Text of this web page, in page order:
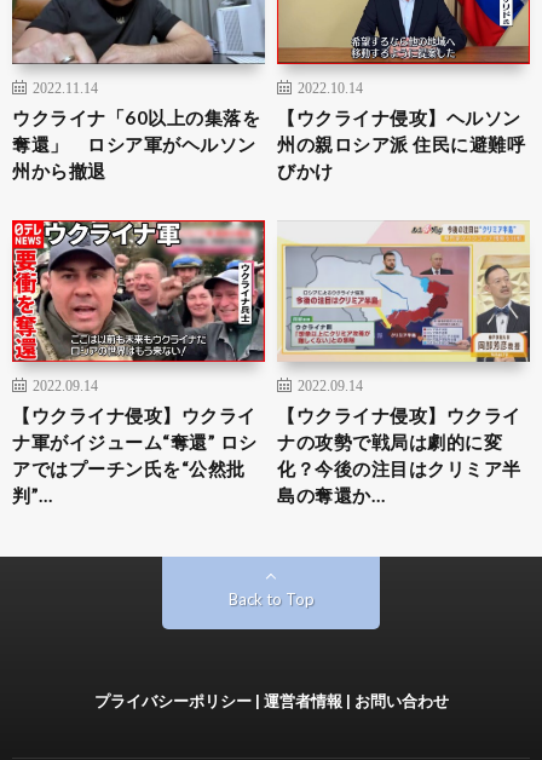
2022.11.14
ウクライナ「60以上の集落を
奪還」 ロシア軍がヘルソン
州から撤退
2022.10.14
【ウクライナ侵攻】ヘルソン
州の親ロシア派 住民に避難呼
びかけ
2022.09.14
【ウクライナ侵攻】ウクライ
ナ軍がイジューム“奪還” ロシ
アではプーチン氏を“公然批
判”…
2022.09.14
【ウクライナ侵攻】ウクライ
ナの攻勢で戦局は劇的に変
化？今後の注目はクリミア半
島の奪還か…
Back to Top
プライバシーポリシー| 運営者情報 | お問い合わせ